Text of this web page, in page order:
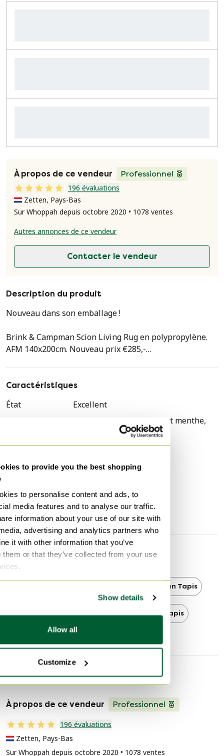
to provide you the best shopping
to personalise content and ads, to
media features and to analyse our traffic.
information about your use of our site with
advertising and analytics partners who
it with other information that you’ve
them or that they’ve collected from your use
Show details
Allow all
Customize
À propos de ce vendeur
Professionnel
196 évaluations
Zetten, Pays-Bas
Sur Whoppah depuis octobre 2020 • 1078 ventes
Autres annonces de ce vendeur
Contacter le vendeur
Description du produit
Nouveau dans son emballage !
Brink & Campman Scion Living Rug en polypropylène.
AFM 140x200cm. Nouveau prix €285,-
Caractéristiques
État
Excellent
Turquoise, Vert, Bleu, Vert menthe,
Gris, Blanc, Noir
Quantité
1
Style
Moderne
Largeur
140 cm
Profondeur
200 cm
Découvrir plus
Brink & Campman Tapis
Moderne Moderne Tapis Tapis
Informations sur le vendeur
À propos de ce vendeur Professionnel
196 évaluations
Zetten, Pays-Bas
Sur Whoppah depuis octobre 2020 • 1078 ventes